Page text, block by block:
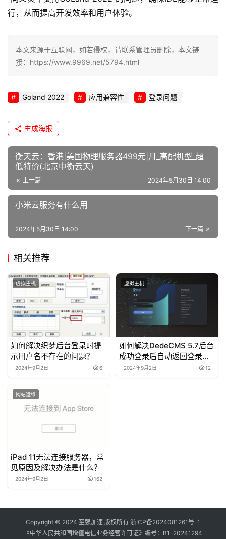
维
行，从而提高开发效率和用户体验。
本文来源于互联网，如若侵权，请联系管理员删除，本文链
接：https://www.9969.net/5794.html
Goland 2022 应用兼容性 登录问题
生成海报
衡天云：香港|美国物理服务器499元|月_高配机型_超
低特价(北京中衡云天)
上一篇 2024年5月30日 14:00
小米云服务有什么用
下一篇
2024年5月30日 14:00
相关推荐
虚拟主机
如何解决织梦后台登录时提
示用户名不存在的问题？
2024年9月2日 6
虚拟主机
如何解决DedeCMS 5.7后台
成功登录后自动返回登录页
面的问题？
2024年9月2日 12
网站运维
iPad 11无法连接服务器，常
见原因及解决办法是什么？
2024年9月2日 162
Copyright © 2024 至强加速 版权所有 浙ICP备2024081261号-1
《中华人民共和国增值电信业务经营许可证》编号： B1-20241294